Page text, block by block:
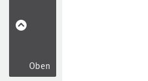
Oben